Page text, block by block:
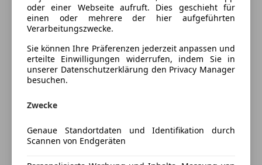
Massagesitze
Multifunktionslenkrad
Navigationssystem
Regensensor
Schlüssellose Zentralverriegelung
Sitzbelüftung
Start/Stop-Automatik
Unterhaltung/Media
Android Auto
AKT 7404 / 002135
Mehrausstattungen:
Akustikverglasung für die Seitenscheiben
(Doppelverglasung)
Seitenairbags hinten und Kopfairbagssystem hinten
Assistenzpaket Stadt
Audi phone box
oder einer Webseite aufruft. Dies geschieht für
einen oder mehrere der hier aufgeführten
Verarbeitungszwecke.
Sie können Ihre Präferenzen jederzeit anpassen und
erteilte Einwilligungen widerrufen, indem Sie in
unserer Datenschutzerklärung den Privacy Manager
besuchen.
Zwecke
Genaue Standortdaten und Identifikation durch
Scannen von Endgeräten